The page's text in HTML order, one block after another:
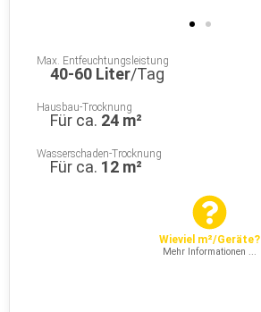
Max. Entfeuchtungsleistung
40-60 Liter/Tag
Hausbau-Trocknung
Für ca. 24 m²
Wasserschaden-Trocknung
Für ca. 12 m²
Wieviel m²/Geräte?
Mehr Informationen ...